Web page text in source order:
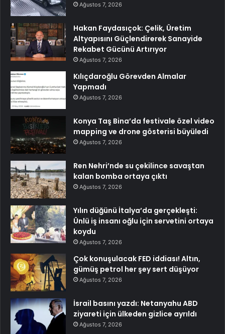
Ağustos 7, 2026
Hakan Faydasıçok: Çelik, Üretim
Altyapısını Güçlendirerek Sanayide
Rekabet Gücünü Artırıyor
Ağustos 7, 2026
Kılıçdaroğlu Görevden Almalar
Yapmadı
Ağustos 7, 2026
Konya Taş Bina’da festivale özel video
mapping ve drone gösterisi büyüledi
Ağustos 7, 2026
Ren Nehri’nde su çekilince savaştan
kalan bomba ortaya çıktı
Ağustos 7, 2026
Yılın düğünü İtalya’da gerçekleşti:
Ünlü iş insanı oğlu için servetini ortaya
koydu
Ağustos 7, 2026
Çok konuşulacak FED iddiası! Altın,
gümüş petrol her şey sert düşüyor
Ağustos 7, 2026
İsrail basını yazdı: Netanyahu ABD
ziyareti için ülkeden gizlice ayrıldı
Ağustos 7, 2026